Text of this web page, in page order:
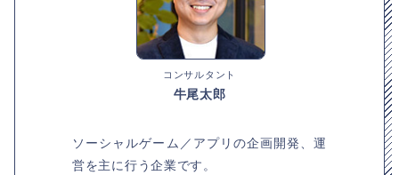
コンサルタント
牛尾太郎
ソーシャルゲーム／アプリの企画開発、運
営を主に行う企業です。